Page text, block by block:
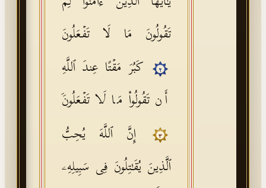
تَقُولُونَ مَا لَا تَفۡعَلُونَ
٢
كَبُرَ مَقۡتًا عِندَ ٱللَّهِ
أَن تَقُولُوا۟ مَا لَا تَفۡعَلُونَ
٣
إِنَّ ٱللَّهَ یُحِبُّ
ٱلَّذِینَ یُقَـٰتِلُونَ فِی سَبِیلِهِۦ